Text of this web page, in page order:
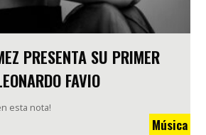
PRESENTA SU PRIMER
FAVIO
esta nota!
Música